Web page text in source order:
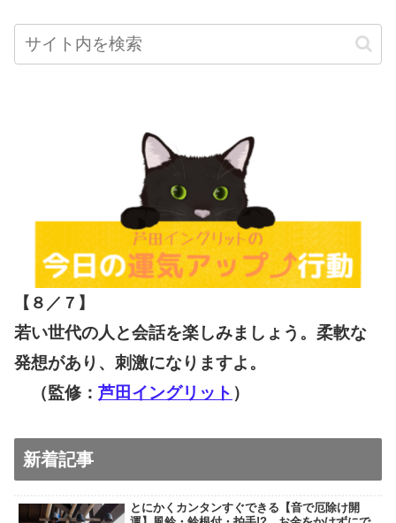
【８／７ 】
若い世代の人と会話を楽しみましょう。柔軟な
発想があり、刺激になりますよ。
（監修： 芦田イングリット ）
新着記事
とにかくカンタンすぐできる【音で厄除け開